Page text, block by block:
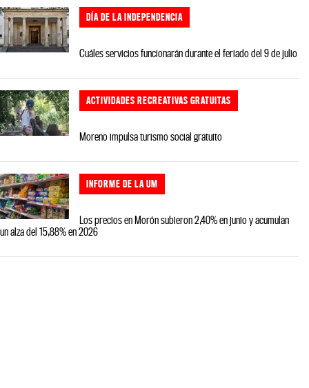
DÍA DE LA INDEPENDENCIA
Cuáles servicios funcionarán durante el feriado del 9 de julio
ACTIVIDADES RECREATIVAS GRATUITAS
Moreno impulsa turismo social gratuito
INFORME DE LA UM
Los precios en Morón subieron 2,40% en junio y acumulan
un alza del 15,88% en 2026